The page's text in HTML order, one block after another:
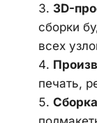
3D-
сборки
всех
печать,